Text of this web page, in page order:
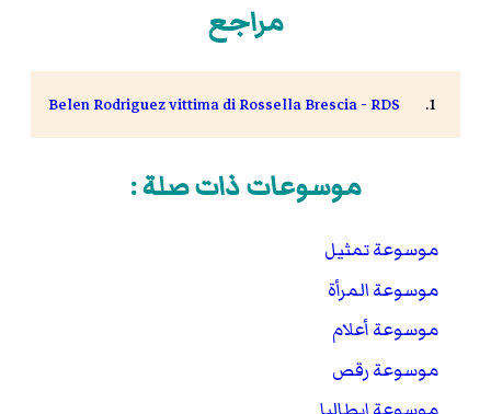
مراجع
Belen Rodriguez vittima di Rossella Brescia - RDS
موسوعات ذات صلة :
موسوعة تمثيل
موسوعة المرأة
موسوعة أعلام
موسوعة رقص